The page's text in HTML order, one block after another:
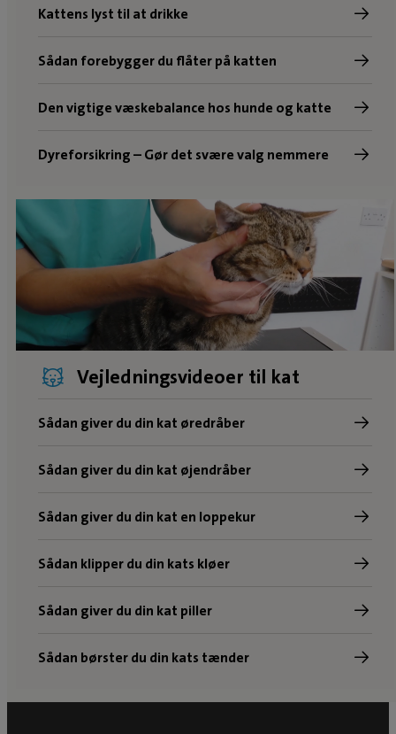
Kattens lyst til at drikke
Sådan forebygger du flåter på katten
Den vigtige væskebalance hos hunde og katte
Dyreforsikring – Gør det svære valg nemmere
Vejledningsvideoer til kat
Sådan giver du din kat øredråber
Sådan giver du din kat øjendråber
Sådan giver du din kat en loppekur
Sådan klipper du din kats kløer
Sådan giver du din kat piller
Sådan børster du din kats tænder